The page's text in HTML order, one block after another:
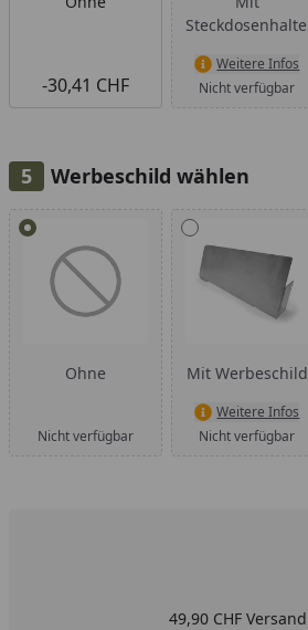
-30,41 CHF
Weitere Infos
Nicht verfügbar
Werbeschild wählen
Alle anzeigen (2)
Ohne
Nicht verfügbar
Mit Werbeschild
Weitere Infos
Nicht verfügbar
49,90 CHF